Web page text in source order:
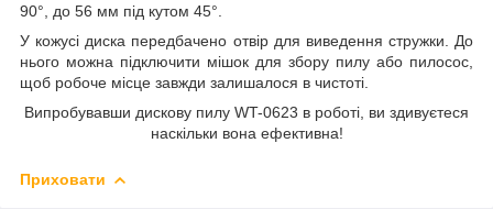
90°
до 56 мм під кутом 45°
У кожусі диска передбачено отвір для виведення стружки
До
нього можна підключити мішок для збору пилу або пилосос
щоб робоче місце завжди залишалося в чистоті
Випробувавши дискову пилу WT-0623 в роботі, ви здивуєтеся
наскільки вона ефективна!
Приховати